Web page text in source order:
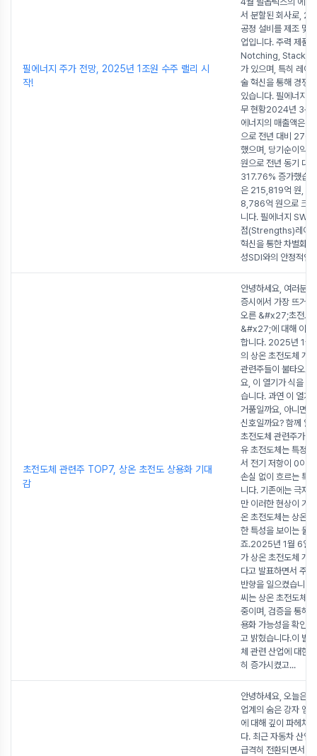
필에너지 주가 전망, 2025년 1조원 수주 랠리 시
작!
서 분할된 회사로, 2
공정 설비를 제조 및
업입니다. 주력 제품
Notching, Stacking
가 있으며, 특히 레이
술 혁신을 통해 경쟁
있습니다. 필에너지
무 현황2024년 3분
에너지의 매출액은
으로 전년 대비
했으며, 당기순이익
원으로 전년 동기 대비
317.76% 증가했습
은 215,819억 원, 이
8,786억 원으로 크
니다. 필에너지
점(Strengths)레이
혁신을 통한 차별화
성SDI와의 안정적인
초전도체 관련주 TOP7, 상온 초전도 상용화 기대
감
안녕하세요, 여러분!
증시에서 가장 뜨거
오른 &#x27;초전도
&#x27;에 대해 이야
합니다. 2025년 1월
의 상온 초전도체 개
관련주들이 불타오르
요, 이 열기가 식을 줄
습니다. 과연 이 열기
거품일까요, 아니면
신호일까요? 함께 알
초전도체 관련주가
유 초전도체는 특정
서 전기 저항이 0이
손실 없이 흐르는 특
니다. 기존에는 극저
만 이러한 현상이 가
온 초전도체는 상온
한 특성을 보이는 물
죠.2025년 1월 6일,
가 상온 초전도체 개
다고 발표하면서 주
반향을 일으켰습니다
씨는 상온 초전도체
중이며, 검증을 통해
용화 가능성을 확인
고 밝혔습니다.이 발
체 관련 산업에 대한
히 증가시켰고...
안녕하세요, 오늘은
업계의 숨은 강자 엠
에 대해 깊이 파헤쳐
다. 최근 자동차 산업
급격히 전환되면서